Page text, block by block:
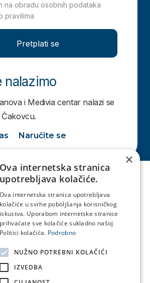
Pretplati se
na obradu osobnih podataka
pravilima
nalazimo
i Medivia centar nalazi se
Naručite se
podataka
×
Ova internetska stranica
upotrebljava kolačiće.
Ova internetska stranica upotrebljava
kolačiće u svrhe poboljšanja korisničkog
iskustva. Uporabom internetske stranice
prihvaćate sve kolačiće sukladno našoj
Politici kolačića. Podrobno
NUŽNO POTREBNI KOLAČIĆI
IZVEDBA